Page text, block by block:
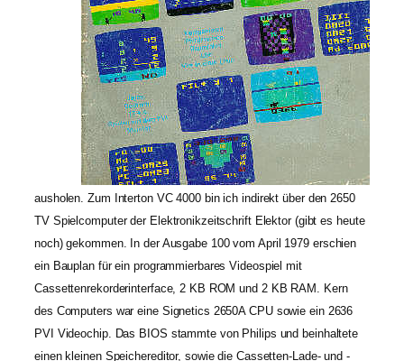
ausholen. Zum Interton VC 4000 bin ich indirekt über den 2650
TV Spielcomputer der Elektronikzeitschrift Elektor (gibt es heute
noch) gekommen. In der Ausgabe 100 vom April 1979 erschien
ein Bauplan für ein programmierbares Videospiel mit
Cassettenrekorderinterface, 2 KB ROM und 2 KB RAM. Kern
des Computers war eine Signetics 2650A CPU sowie ein 2636
PVI Videochip. Das BIOS stammte von Philips und beinhaltete
einen kleinen Speichereditor, sowie die Cassetten-Lade- und -